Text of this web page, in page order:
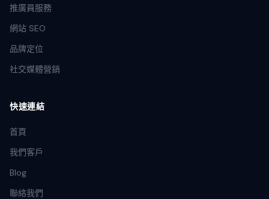
推廣員服務
網站 SEO
品牌定位
社交媒體營銷
快速連結
首頁
我們客戶
Blog
聯絡我們